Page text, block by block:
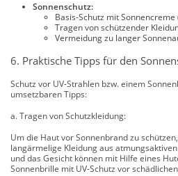
Sonnenschutz:
Basis-Schutz mit Sonnencreme
Tragen von schützender
Vermeidung zu langer
6. Praktische Tipps für den
Schutz vor UV-Strahlen bzw. einem
umsetzbaren Tipps:
a. Tragen von Schutzkleidung:
Um die Haut vor Sonnenbrand zu
langärmelige Kleidung aus
und das Gesicht können mit Hilfe eines
Sonnenbrille mit UV-Schutz vor